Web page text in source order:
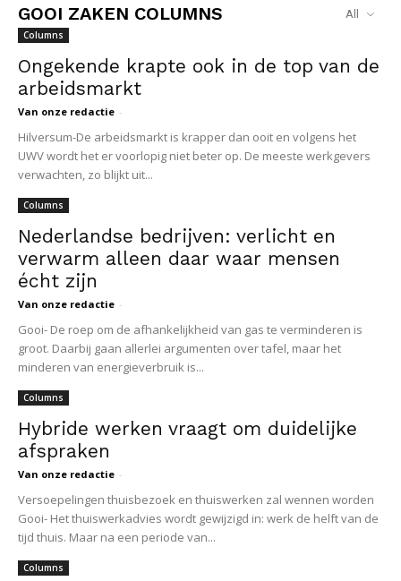
GOOI ZAKEN COLUMNS All
Columns
Ongekende krapte ook in de top van de
arbeidsmarkt
Van onze redactie -
Hilversum-De arbeidsmarkt is krapper dan ooit en volgens het
UWV wordt het er voorlopig niet beter op. De meeste werkgevers
verwachten, zo blijkt uit...
Columns
Nederlandse bedrijven: verlicht en
verwarm alleen daar waar mensen
écht zijn
Van onze redactie -
Gooi- De roep om de afhankelijkheid van gas te verminderen is
groot. Daarbij gaan allerlei argumenten over tafel, maar het
minderen van energieverbruik is...
Columns
Hybride werken vraagt om duidelijke
afspraken
Van onze redactie -
Versoepelingen thuisbezoek en thuiswerken zal wennen worden
Gooi- Het thuiswerkadvies wordt gewijzigd in: werk de helft van de
tijd thuis. Maar na een periode van...
Columns